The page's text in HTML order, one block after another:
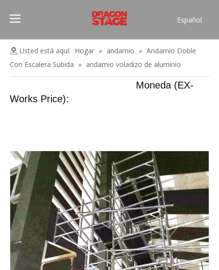
Español
Pусский
Français
العربية
简体中文
Usted está aquí: Hogar » andamio » Andamio Doble
Con Escalera Subida » andamio voladizo de aluminio
Moneda (EX-
Works Price):